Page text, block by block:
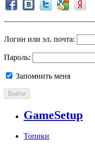
Логин или эл. почта:
Пароль:
Запомнить меня
Войти
GameSetup
Топики